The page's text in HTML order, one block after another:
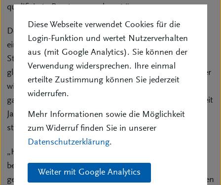
Diese Webseite verwendet Cookies für die
Login-Funktion und wertet Nutzerverhalten
aus (mit Google Analytics). Sie können der
Verwendung widersprechen. Ihre einmal
erteilte Zustimmung können Sie jederzeit
widerrufen.
Mehr Informationen sowie die Möglichkeit
zum Widerruf finden Sie in unserer
Datenschutzerklärung.
Weiter mit Google Analytics
qualifizierte Beratung erschwert.“
Der BVK moniert, dass mit dem ab 2027
einzurichtenden Staatsfonds eine Rollenhybris des
Staates entsteht, indem die öffentliche Hand
gleichzeitig Regulierer, Kontrolleur und Produktanbieter
wird und damit den Wettbewerb verzerrt, wenn nicht
gar zerstört. Das ist ein Weg, den man nur von den seit
Jahrzehnten überwunden geglaubten
staatssozialistischen Zeiten kennt.
„Hinzu kommt noch, dass gleichmachende,
beratungslose Standardprodukte überhaupt nicht
geeignet sind, individuellen Lebenslagen und Planungen